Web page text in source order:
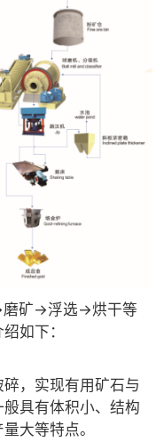
磨矿→浮选→烘干等
如下：
，实现有用矿石与
具有体积小、结构
大等特点。
关于金鹏
发展历程
企业文化
专家团队
 联系我们